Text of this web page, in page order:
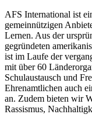
AFS International ist
gemeinnützigen
Lernen. Aus der
gegründeten
ist im Laufe der
mit über 60
Schulaustausch und
Ehrenamtlichen auch
an. Zudem bieten wir
Rassismus,